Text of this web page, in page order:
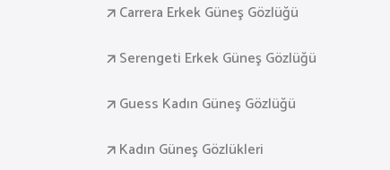
Carrera Erkek Güneş Gözlüğü
Serengeti Erkek Güneş Gözlüğü
Guess Kadın Güneş Gözlüğü
Kadın Güneş Gözlükleri